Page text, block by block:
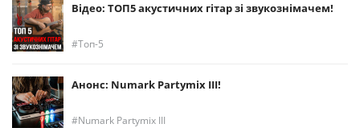
Відео: ТОП5 акустичних гітар зі звукознімачем!
Топ-5
Анонс: Numark Partymix III!
Numark Partymix III